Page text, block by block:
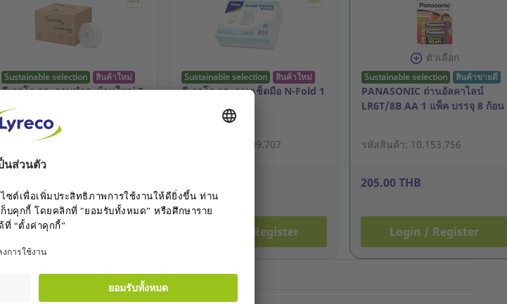
Sustainable selection สินค้าใหม่
ลีเรคโก กระดาษชำระม้วนใหญ่ 2
ชั้น 240 เมตร แพ็ค 12
รหัสสินค้า: 21.999.695
Login / Register
Sustainable selection สินค้าใหม่
ลีเรคโก กระดาษเช็ดมือ N-Fold 1
ชั้น 250 แผ่น
รหัสสินค้า: 21.999.707
Login / Register
ตัวเลือก
Sustainable selection สินค้าขายดี
PANASONIC ถ่านอัลคาไลน์
LR6T/8B AA 1 แพ็ค บรรจุ 8 ก้อน
รหัสสินค้า: 10.153.756
205.00 THB
Login / Register